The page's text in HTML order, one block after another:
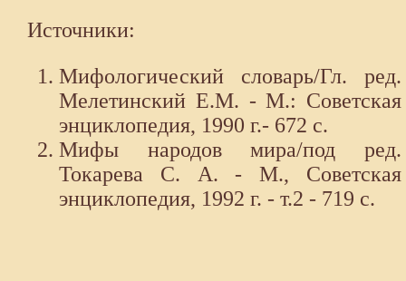
Источники:
Мифологический словарь/Гл. ред.
Мелетинский Е.М. - М.: Советская
энциклопедия, 1990 г.- 672 с.
Мифы народов мира/под ред.
Токарева С. А. - М., Советская
энциклопедия, 1992 г. - т.2 - 719 с.